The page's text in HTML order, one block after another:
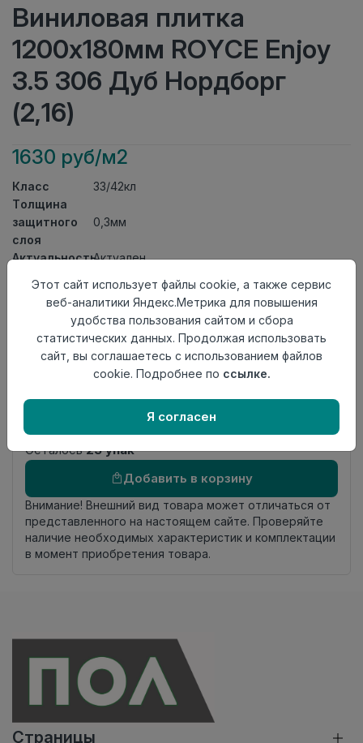
Виниловая плитка
1200x180мм ROYCE Enjoy
3.5 306 Дуб Нордборг
(2,16)
1630 руб/м2
Класс
33/42кл
Толщина
защитного
слоя
0,3мм
АктуальностьАктуален
Размер
доски
1200x180мм
Теплый пол
до +27 градусов
Способ
укладки
Замковый метод
4V micro
Страна
Осталось23 упак
Добавить в корзину
Внимание! Внешний вид товара может отличаться от
представленного на настоящем сайте. Проверяйте
наличие необходимых характеристик и комплектации
в момент приобретения товара.
Страницы
Этот сайт использует файлы cookie, а также сервис
веб-аналитики Яндекс.Метрика для повышения
удобства пользования сайтом и сбора
статистических данных. Продолжая использовать
сайт, вы соглашаетесь с использованием файлов
cookie. Подробнее по ссылке.
Я согласен